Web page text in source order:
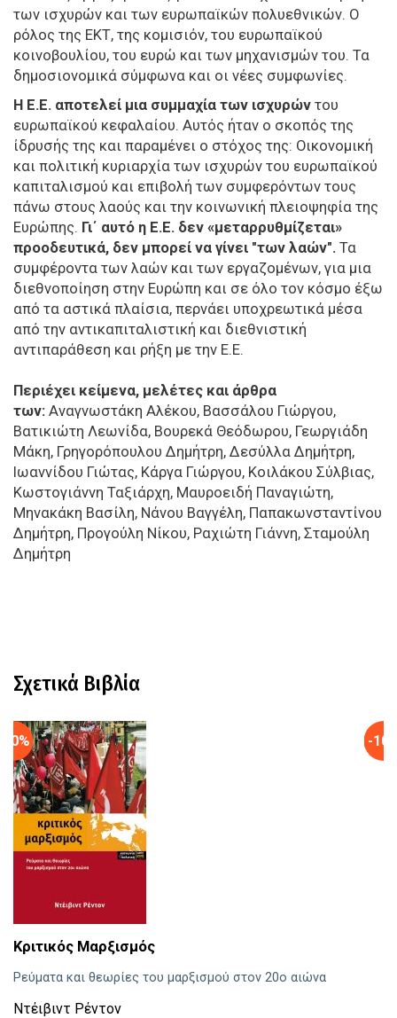
των ισχυρών και των ευρωπαϊκών πολυεθνικών. Ο
ρόλος της ΕΚΤ, της κομισιόν, του ευρωπαϊκού
κοινοβουλίου, του ευρώ και των μηχανισμών του. Τα
δημοσιονομικά σύμφωνα και οι νέες συμφωνίες.
Η Ε.Ε. αποτελεί μια συμμαχία των ισχυρών του
ευρωπαϊκού κεφαλαίου. Αυτός ήταν ο σκοπός της
ίδρυσής της και παραμένει ο στόχος της: Οικονομική
και πολιτική κυριαρχία των ισχυρών του ευρωπαϊκού
καπιταλισμού και επιβολή των συμφερόντων τους
πάνω στους λαούς και την κοινωνική πλειοψηφία της
Ευρώπης. Γι΄ αυτό η Ε.Ε. δεν «μεταρρυθμίζεται»
προοδευτικά, δεν μπορεί να γίνει "των λαών". Τα
συμφέροντα των λαών και των εργαζομένων, για μια
διεθνοποίηση στην Ευρώπη και σε όλο τον κόσμο έξω
από τα αστικά πλαίσια, περνάει υποχρεωτικά μέσα
από την αντικαπιταλιστική και διεθνιστική
αντιπαράθεση και ρήξη με την Ε.Ε.
Περιέχει κείμενα, μελέτες και άρθρα
των: Αναγνωστάκη Αλέκου, Βασσάλου Γιώργου,
Βατικιώτη Λεωνίδα, Βουρεκά Θεόδωρου, Γεωργιάδη
Μάκη, Γρηγορόπουλου Δημήτρη, Δεσύλλα Δημήτρη,
Ιωαννίδου Γιώτας, Κάργα Γιώργου, Κοιλάκου Σύλβιας,
Κωστογιάννη Ταξιάρχη, Μαυροειδή Παναγιώτη,
Μηνακάκη Βασίλη, Νάνου Βαγγέλη, Παπακωνσταντίνου
Δημήτρη, Προγούλη Νίκου, Ραχιώτη Γιάννη, Σταμούλη
Δημήτρη
Σχετικά Βιβλία
Κριτικός Μαρξισμός
Ρεύματα και θεωρίες του μαρξισμού στον 20ο αιώνα
Ντέιβιντ Ρέντον
-